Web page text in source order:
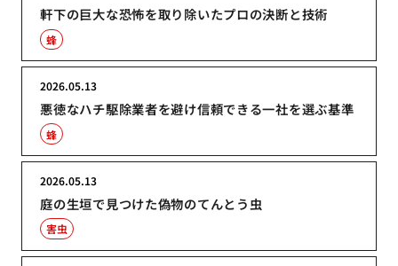
軒下の巨大な恐怖を取り除いたプロの決断と技術
蜂
悪徳なハチ駆除業者を避け信頼できる一社を選ぶ基準
2026.05.13
蜂
庭の生垣で見つけた偽物のてんとう虫
2026.05.13
害虫